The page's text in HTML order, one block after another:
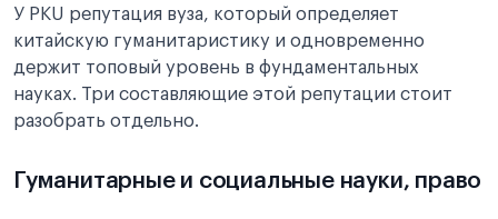
У PKU репутация вуза, который определяет
китайскую гуманитаристику и одновременно
держит топовый уровень в фундаментальных
науках. Три составляющие этой репутации стоит
разобрать отдельно.
Гуманитарные и социальные науки, право